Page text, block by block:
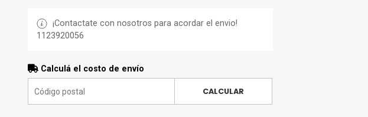
¡Contactate con nosotros para acordar el envio!
1123920056
Calculá el costo de envío
CALCULAR